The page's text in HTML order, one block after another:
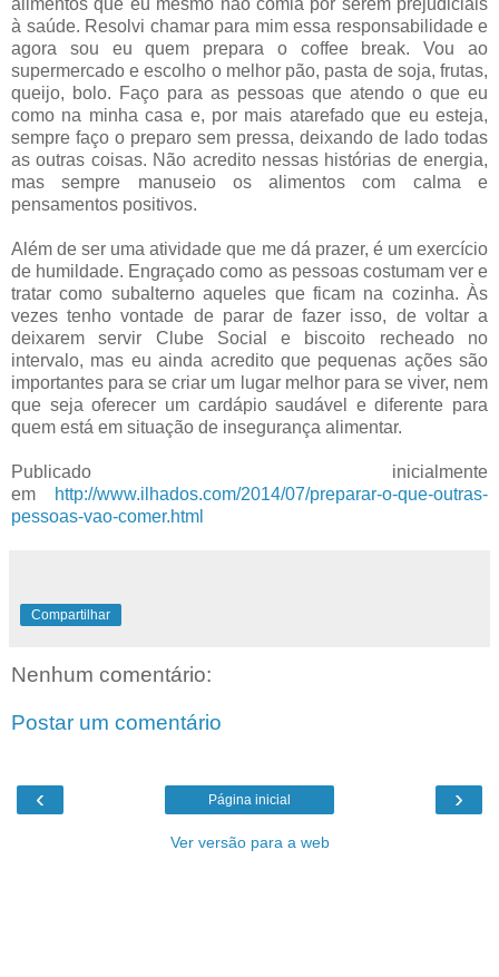
à saúde. Resolvi chamar para mim essa responsabilidade e
agora sou eu quem prepara o coffee break. Vou ao
supermercado e escolho o melhor pão, pasta de soja, frutas,
queijo, bolo. Faço para as pessoas que atendo o que eu
como na minha casa e, por mais atarefado que eu esteja,
sempre faço o preparo sem pressa, deixando de lado todas
as outras coisas. Não acredito nessas histórias de energia,
mas sempre manuseio os alimentos com calma e
pensamentos positivos.
Além de ser uma atividade que me dá prazer, é um exercício
de humildade. Engraçado como as pessoas costumam ver e
tratar como subalterno aqueles que ficam na cozinha. Às
vezes tenho vontade de parar de fazer isso, de voltar a
deixarem servir Clube Social e biscoito recheado no
intervalo, mas eu ainda acredito que pequenas ações são
importantes para se criar um lugar melhor para se viver, nem
que seja oferecer um cardápio saudável e diferente para
quem está em situação de insegurança alimentar.
Publicado inicialmente
em
http://www.ilhados.com/2014/07/preparar-o-que-outras-
pessoas-vao-comer.html
Compartilhar
Nenhum comentário:
Postar um comentário
‹ ›
Página inicial
Ver versão para a web